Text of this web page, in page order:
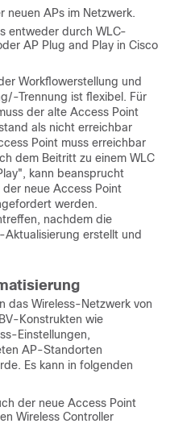
neuen APs im Netzwerk.
entweder durch WLC-
AP Plug and Play in Cisco
Workflowerstellung und
Trennung ist flexibel. Für
der alte Access Point
als nicht erreichbar
Point muss erreichbar
dem Beitritt zu einem WLC
kann beansprucht
neue Access Point
werden.
nachdem die
erstellt und
das Wireless-Netzwerk von
Konstrukten wie
Einstellungen,
AP-Standorten
Es kann in folgenden
der neue Access Point
Wireless Controller